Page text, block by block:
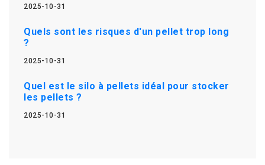
2025-10-31
Quels sont les risques d'un pellet trop long
?
2025-10-31
Quel est le silo à pellets idéal pour stocker
les pellets ?
2025-10-31